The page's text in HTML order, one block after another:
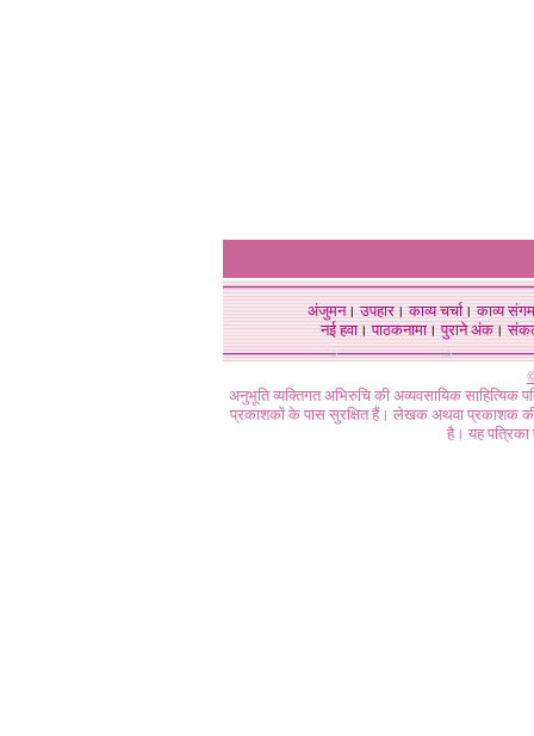
अंजुमन।उपहार।काव्य चर्चा।काव्य संगम
नई हवा। पाठकनामा। पुराने अंक।
अनुभूति व्यक्तिगत अभिरुचि की अव्यवसायिक
प्रकाशकों के पास सुरक्षित हैं। लेखक अथवा प्रकाशक की
है। यह पत्रिका